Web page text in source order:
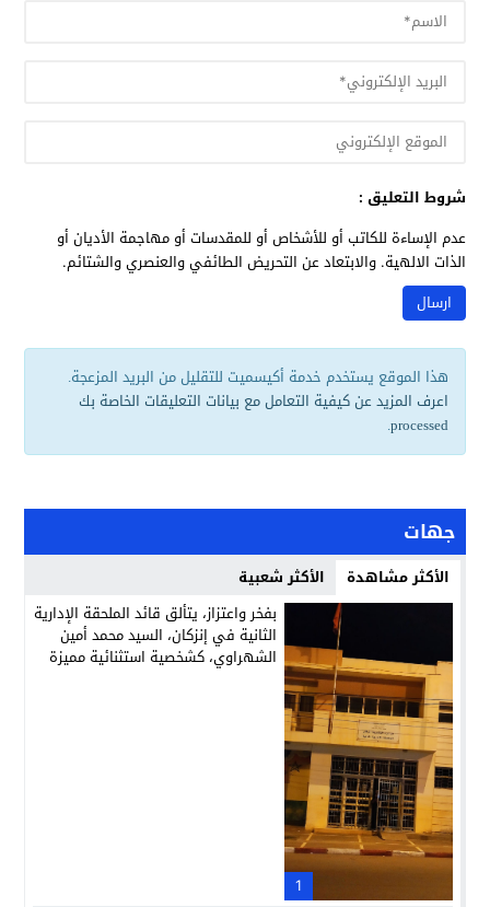
شروط التعليق :
عدم الإساءة للكاتب أو للأشخاص أو للمقدسات أو مهاجمة الأديان أو
الذات الالهية. والابتعاد عن التحريض الطائفي والعنصري والشتائم.
هذا الموقع يستخدم خدمة أكيسميت للتقليل من البريد المزعجة.
اعرف المزيد عن كيفية التعامل مع بيانات التعليقات الخاصة بك
processed
.
جهات
الأكثر مشاهدة الأكثر شعبية
1
بفخر واعتزاز، يتألق قائد الملحقة الإدارية
الثانية في إنزكان، السيد محمد أمين
الشهراوي، كشخصية استثنائية مميزة